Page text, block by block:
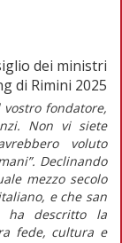
dei ministri
di Rimini 2025
fondatore,
Non vi siete
voluto
Declinando
mezzo secolo
e che san
ha descritto la
fede, cultura e